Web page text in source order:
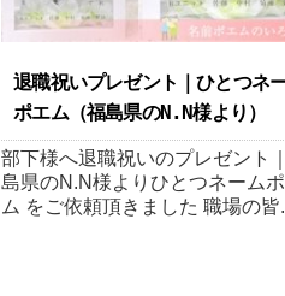
退職祝いプレゼント｜ひとつネ
ポエム（福島県のN.N様より ）
部下様へ退職祝いのプレゼント
島県のN.N様よりひとつネーム
ム をご依頼頂きました 職場の皆